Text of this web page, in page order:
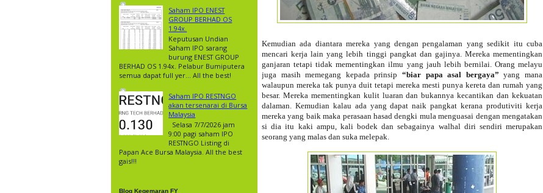
Saham IPO ENEST
GROUP BERHAD OS
1.94x.
Keputusan Undian
Saham IPO sarang
burung ENEST GROUP
BERHAD OS 1.94x. Pelabur Bumiputera
semua dapat full yer… All the best!
Saham IPO RESTNGO
akan tersenarai di Bursa
Malaysia
Selasa 7/7/2026 jam
9:00 pagi saham IPO
RESTNGO Listing di
Papan Ace Bursa Malaysia. All the best
gais!!!
Blog Kegemaran FY
Kemudian ada diantara mereka yang dengan pengalaman yang sedikit itu cuba
mencari kerja lain yang lebih tinggi pangkat dan gajinya. Mereka mementingkan
ganjaran tetapi tidak mementingkan ilmu yang jauh lebih bernilai. Orang melayu
juga masih memegang kepada prinsip “biar papa asal bergaya” yang mana
walaupun mereka tak punya duit tetapi mereka mesti punya kereta dan rumah yang
besar. Mereka mementingkan kulit luaran dan bukannya kecantikan dan kekuatan
dalaman. Kemudian kalau ada yang dapat naik pangkat kerana produtiviti kerja
mereka yang baik maka perasaan hasad dengki mula menguasai dengan mengatakan
si dia itu kaki ampu, kali bodek dan sebagainya walhal diri sendiri merupakan
seorang yang malas dan suka melepak.